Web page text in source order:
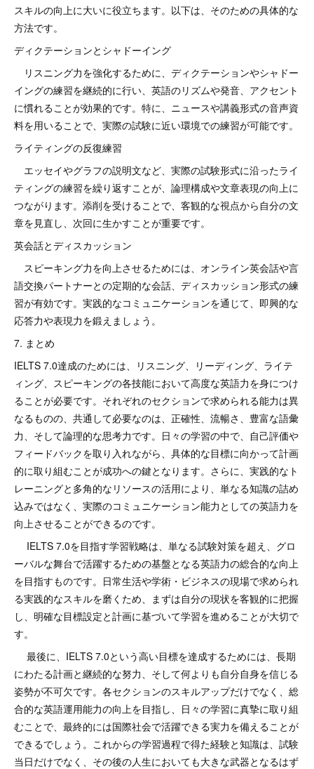
スキルの向上に大いに役立ちます。以下は、そのための具体的な
方法です。
ディクテーションとシャドーイング
リスニング力を強化するために、ディクテーションやシャドー
イングの練習を継続的に行い、英語のリズムや発音、アクセント
に慣れることが効果的です。特に、ニュースや講義形式の音声資
料を用いることで、実際の試験に近い環境での練習が可能です。
ライティングの反復練習
エッセイやグラフの説明文など、実際の試験形式に沿ったライ
ティングの練習を繰り返すことが、論理構成や文章表現の向上に
つながります。添削を受けることで、客観的な視点から自分の文
章を見直し、次回に生かすことが重要です。
英会話とディスカッション
スピーキング力を向上させるためには、オンライン英会話や言
語交換パートナーとの定期的な会話、ディスカッション形式の練
習が有効です。実践的なコミュニケーションを通じて、即興的な
応答力や表現力を鍛えましょう。
7. まとめ
IELTS 7.0達成のためには、リスニング、リーディング、ライテ
ィング、スピーキングの各技能において高度な英語力を身につけ
ることが必要です。それぞれのセクションで求められる能力は異
なるものの、共通して必要なのは、正確性、流暢さ、豊富な語彙
力、そして論理的な思考力です。日々の学習の中で、自己評価や
フィードバックを取り入れながら、具体的な目標に向かって計画
的に取り組むことが成功への鍵となります。さらに、実践的なト
レーニングと多角的なリソースの活用により、単なる知識の詰め
込みではなく、実際のコミュニケーション能力としての英語力を
向上させることができるのです。
IELTS 7.0を目指す学習戦略は、単なる試験対策を超え、グロ
ーバルな舞台で活躍するための基盤となる英語力の総合的な向上
を目指すものです。日常生活や学術・ビジネスの現場で求められ
る実践的なスキルを磨くため、まずは自分の現状を客観的に把握
し、明確な目標設定と計画に基づいて学習を進めることが大切で
す。
最後に、IELTS 7.0という高い目標を達成するためには、長期
にわたる計画と継続的な努力、そして何よりも自分自身を信じる
姿勢が不可欠です。各セクションのスキルアップだけでなく、総
合的な英語運用能力の向上を目指し、日々の学習に真摯に取り組
むことで、最終的には国際社会で活躍できる実力を備えることが
できるでしょう。これからの学習過程で得た経験と知識は、試験
当日だけでなく、その後の人生においても大きな武器となるはず